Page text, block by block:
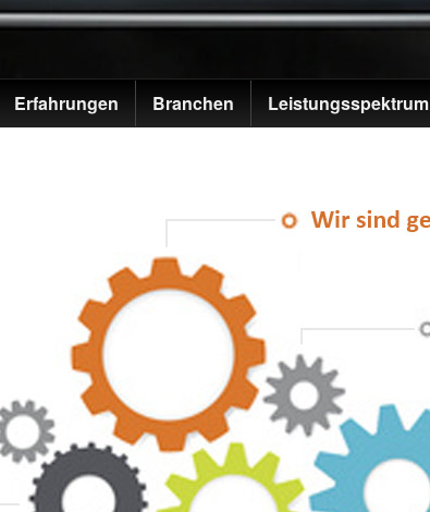
Erfahrungen Branchen Leistungsspektrum